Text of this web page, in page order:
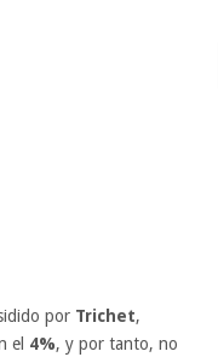
por Trichet,
el 4%, y por tanto, no